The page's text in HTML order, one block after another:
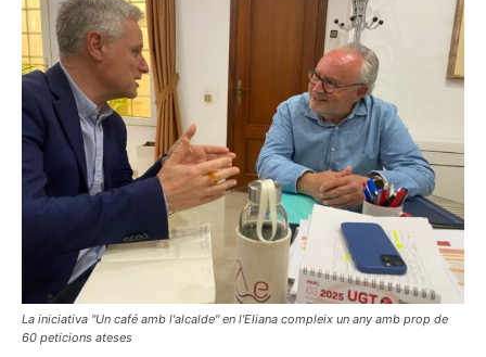
La iniciativa "Un café amb l'alcalde" en l'Eliana compleix un any amb prop de
60 peticions ateses